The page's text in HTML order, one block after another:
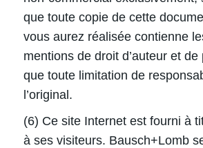
que toute copie de cette
vous aurez réalisée contienne
mentions de droit d’auteur et
que toute limitation de
l’original.
(6) Ce site Internet est fourni à
à ses visiteurs. Bausch+Lomb